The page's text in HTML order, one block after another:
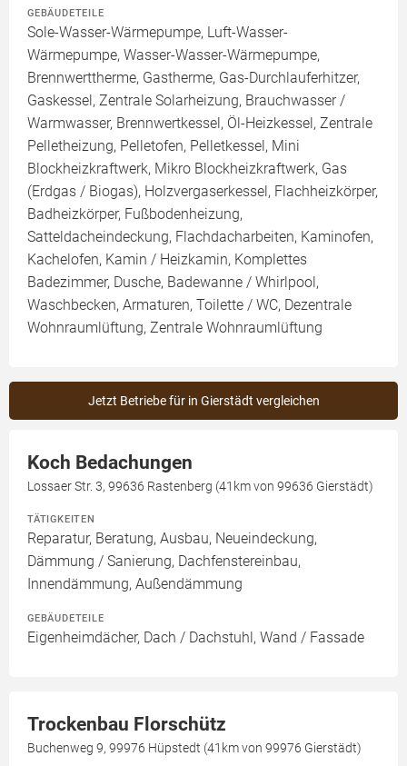
GEBÄUDETEILE
Sole-Wasser-Wärmepumpe, Luft-Wasser-
Wärmepumpe, Wasser-Wasser-Wärmepumpe,
Brennwerttherme, Gastherme, Gas-Durchlauferhitzer,
Gaskessel, Zentrale Solarheizung, Brauchwasser /
Warmwasser, Brennwertkessel, Öl-Heizkessel, Zentrale
Pelletheizung, Pelletofen, Pelletkessel, Mini
Blockheizkraftwerk, Mikro Blockheizkraftwerk, Gas
(Erdgas / Biogas), Holzvergaserkessel, Flachheizkörper,
Badheizkörper, Fußbodenheizung,
Satteldacheindeckung, Flachdacharbeiten, Kaminofen,
Kachelofen, Kamin / Heizkamin, Komplettes
Badezimmer, Dusche, Badewanne / Whirlpool,
Waschbecken, Armaturen, Toilette / WC, Dezentrale
Wohnraumlüftung, Zentrale Wohnraumlüftung
Jetzt Betriebe für in Gierstädt vergleichen
Koch Bedachungen
Lossaer Str. 3, 99636 Rastenberg (41km von 99636 Gierstädt)
TÄTIGKEITEN
Reparatur, Beratung, Ausbau, Neueindeckung,
Dämmung / Sanierung, Dachfenstereinbau,
Innendämmung, Außendämmung
GEBÄUDETEILE
Eigenheimdächer, Dach / Dachstuhl, Wand / Fassade
Trockenbau Florschütz
Buchenweg 9, 99976 Hüpstedt (41km von 99976 Gierstädt)